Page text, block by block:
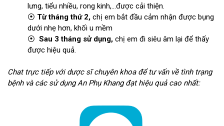
lưng, tiểu nhiều, rong kinh,…được cải thiện.
⦿ Từ tháng thứ 2, chị em bắt đầu cảm nhận được bụng
dưới nhẹ hơn, khối u mềm
⦿ Sau 3 tháng sử dụng, chị em đi siêu âm lại để thấy
được hiệu quả.
Chat trực tiếp với dược sĩ chuyên khoa để tư vấn về tình trạng
bệnh và các sử dụng An Phụ Khang đạt hiệu quả cao nhất: